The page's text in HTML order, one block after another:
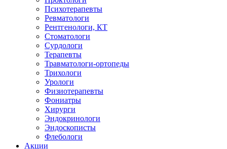
Психотерапевты
Ревматологи
Рентгенологи, КТ
Стоматологи
Сурдологи
Терапевты
Травматологи-ортопеды
Трихологи
Урологи
Физиотерапевты
Фониатры
Хирурги
Эндокринологи
Эндоскописты
Флебологи
Акции